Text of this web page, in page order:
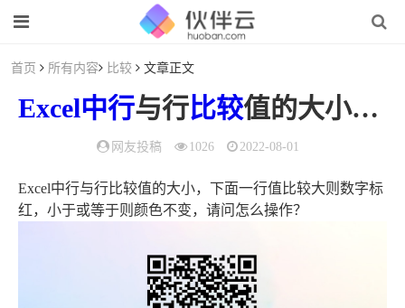
首页 所有内容 比较 文章正文
Excel中行与行比较值的大小（excel行大小不一样）
网友投稿 1026 2022-08-01
Excel中行与行比较值的大小，下面一行值比较大则数字标
红，小于或等于则颜色不变，请问怎么操作？